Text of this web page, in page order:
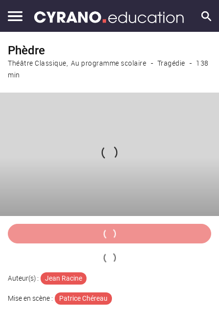
Phèdre
Théâtre Classique Au programme scolaire Tragédie
138
min
Auteur(s) : Jean Racine
Mise en scène : Patrice Chéreau